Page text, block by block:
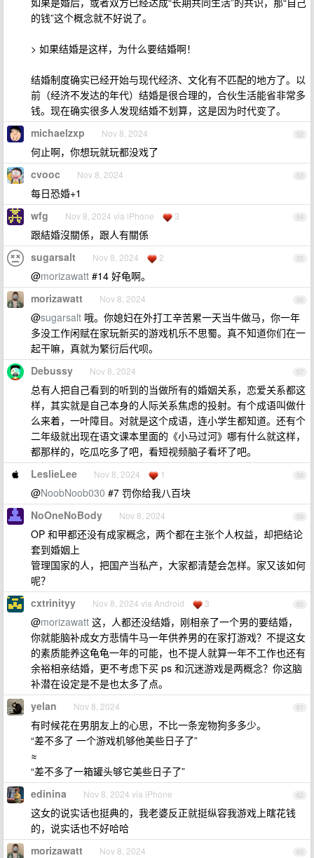
的钱”这个概念就不好说了。
> 如果结婚是这样，为什么要结婚啊！
结婚制度确实已经开始与现代经济、文化有不匹配的地方了。以
前（经济不发达的年代）结婚是很合理的，合伙生活能省非常多
钱。现在确实很多人发现结婚不划算，这是因为时代变了。
52
michaelzxp Nov 8, 2024
何止啊，你想玩就玩都没戏了
53
cvooc Nov 8, 2024
每日恐婚+1
54
wfg Nov 8, 2024 via iPhone 3
跟結婚沒關係，跟人有關係
55
sugarsalt Nov 8, 2024 2
@morizawatt #14 好龟啊。
56
morizawatt Nov 8, 2024
@sugarsalt 哦。你媳妇在外打工辛苦累一天当牛做马，你一年
多没工作闲赋在家玩新买的游戏机乐不思蜀。真不知道你们在一
起干嘛，真就为繁衍后代呗。
57
Debussy Nov 8, 2024
总有人把自己看到的听到的当做所有的婚姻关系，恋爱关系都这
样，其实就是自己本身的人际关系焦虑的投射。有个成语叫做什
么来着，一叶障目。对就是这个成语，连小学生都知道。还有个
二年级就出现在语文课本里面的《小马过河》哪有什么就这样，
都那样的，吃瓜吃多了吧，看短视频脑子看坏了吧。
58
LeslieLee Nov 8, 2024 1
@NoobNoob030 #7 罚你给我八百块
59
NoOneNoBody Nov 8, 2024
OP 和甲都还没有成家概念，两个都在主张个人权益，却把结论
套到婚姻上
管理国家的人，把国产当私产，大家都清楚会怎样。家又该如何
呢？
60
cxtrinityy Nov 8, 2024 via Android 3
@morizawatt 这，人都还没结婚，刚相亲了一个男的要结婚，
你就能脑补成女方悲情牛马一年供养男的在家打游戏？不提这女
的素质能养这龟龟一年的可能，也不提人就算一年不工作也还有
余裕相亲结婚，更不考虑下买 ps 和沉迷游戏是两概念？你这脑
补潜在设定是不是也太多了点。
61
yelan Nov 8, 2024
有时候花在男朋友上的心思，不比一条宠物狗多多少。
“差不多了 一个游戏机够他美些日子了”
≈
“差不多了一箱罐头够它美些日子了”
62
edinina Nov 8, 2024 via iPhone
这女的说实话也挺典的，我老婆反正就挺纵容我游戏上瞎花钱
的，说实话也不好哈哈
63
morizawatt Nov 8, 2024